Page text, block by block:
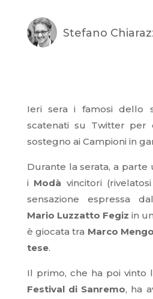
Stefano
Ieri sera i famosi dello
scatenati su Twitter per
sostegno ai Campioni in
Durante la serata, a parte
i Modà vincitori
sensazione espressa
Mario Luzzatto Fegiz in
è giocata tra Marco
tese.
Il primo, che ha poi vinto
Festival di Sanremo, ha